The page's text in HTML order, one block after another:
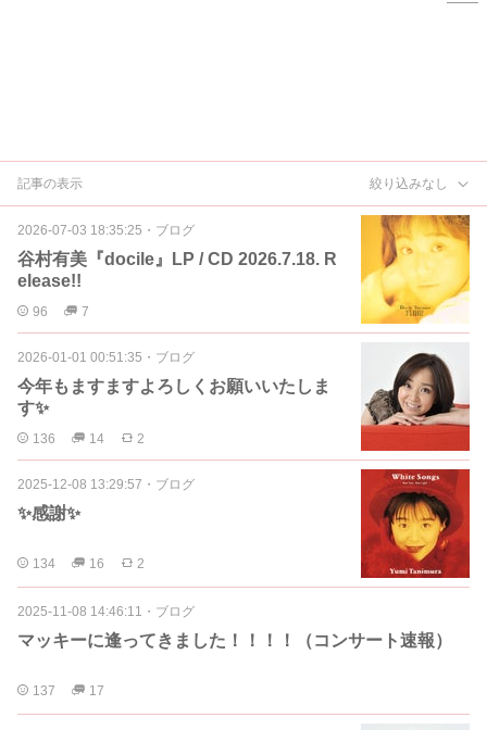
記事の表示 絞り込みなし
2026-07-03 18:35:25 ・ ブログ
谷村有美『docile』LP / CD 2026.7.18. R
elease!!
96 7
2026-01-01 00:51:35 ・ ブログ
今年もますますよろしくお願いいたしま
す✨
136 14 2
2025-12-08 13:29:57 ・ ブログ
✨感謝✨
134 16 2
2025-11-08 14:46:11 ・ ブログ
マッキーに逢ってきました！！！！（コンサート速報）
137 17